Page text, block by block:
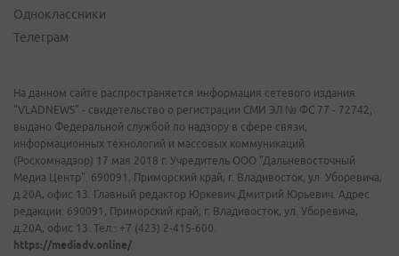
Одноклассники
Телеграм
На данном сайте распространяется информация сетевого издания
"VLADNEWS" - свидетельство о регистрации СМИ ЭЛ № ФС 77 - 72742,
выдано Федеральной службой по надзору в сфере связи,
информационных технологий и массовых коммуникаций
(Роскомнадзор) 17 мая 2018 г. Учредитель ООО "Дальневосточный
Медиа Центр". 690091, Приморский край, г. Владивосток, ул. Уборевича,
д.20А, офис 13. Главный редактор Юркевич Дмитрий Юрьевич. Адрес
редакции: 690091, Приморский край, г. Владивосток, ул. Уборевича,
д.20А, офис 13. Тел.: +7 (423) 2-415-600.
https://mediadv.online/